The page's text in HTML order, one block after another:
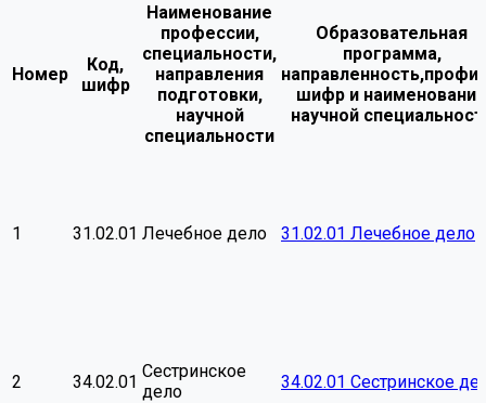
Номер
Код,
шифр
Наименование
профессии,
специальности,
направления
подготовки,
научной
специальности
Образовательная
программа,
шифр и наименование
научной
1 31.02.01 Лечебное дело 31.02.01 Лечебное дело
2 34.02.01
Сестринское
дело
34.02.01 Сестринское